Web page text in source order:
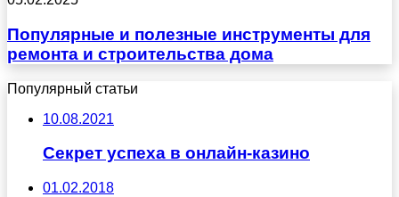
Популярные и полезные инструменты для
ремонта и строительства дома
Популярный статьи
10.08.2021
Секрет успеха в онлайн-казино
01.02.2018